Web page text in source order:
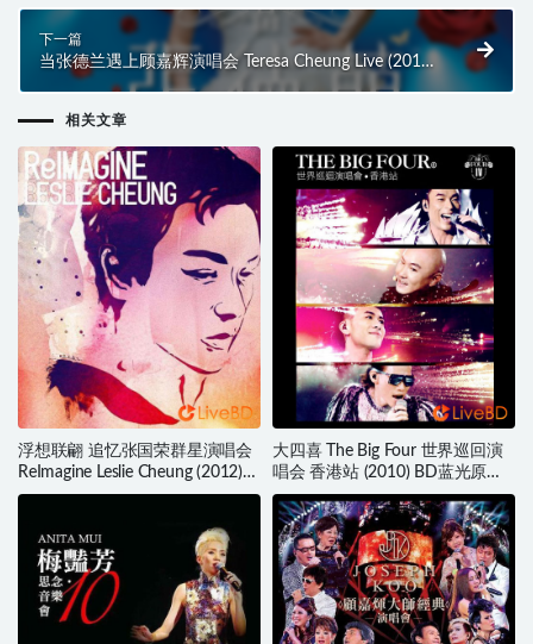
下一篇
当张德兰遇上顾嘉辉演唱会 Teresa Cheung Live (2012)
BD蓝光原盘 37.3G
相关文章
浮想联翩 追忆张国荣群星演唱会
ReImagine Leslie Cheung (2012)
BD蓝光原盘 39.3G
大四喜 The Big Four 世界巡回演
唱会 香港站 (2010) BD蓝光原盘
43.7G